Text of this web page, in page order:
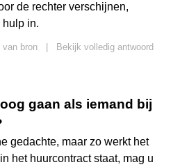
de rechter verschijnen,
in.
van bron
Bekijk volledig antwoord
gaan als iemand bij
gedachte, maar zo werkt het
het huurcontract staat, mag u